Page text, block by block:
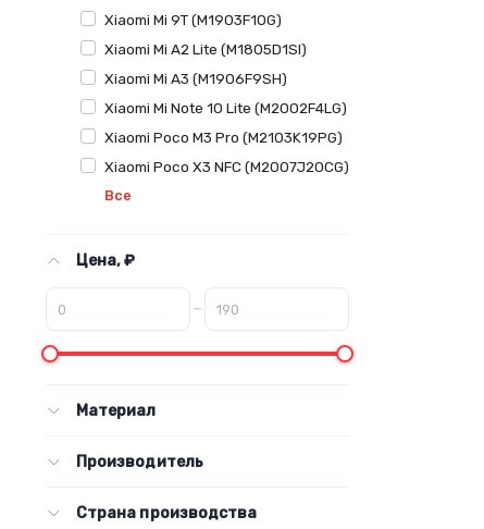
Xiaomi Mi 9T (M1903F10G)
Xiaomi Mi A2 Lite (M1805D1SI)
Xiaomi Mi A3 (M1906F9SH)
Xiaomi Mi Note 10 Lite (M2002F4LG)
Xiaomi Poco M3 Pro (M2103K19PG)
Xiaomi Poco X3 NFC (M2007J20CG)
Все
Цена, ₽
–
Материал
Производитель
Страна производства